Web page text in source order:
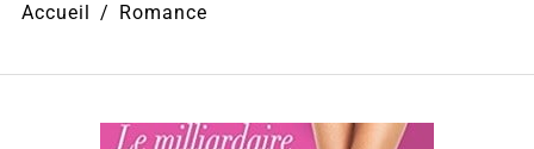
Accueil Romance